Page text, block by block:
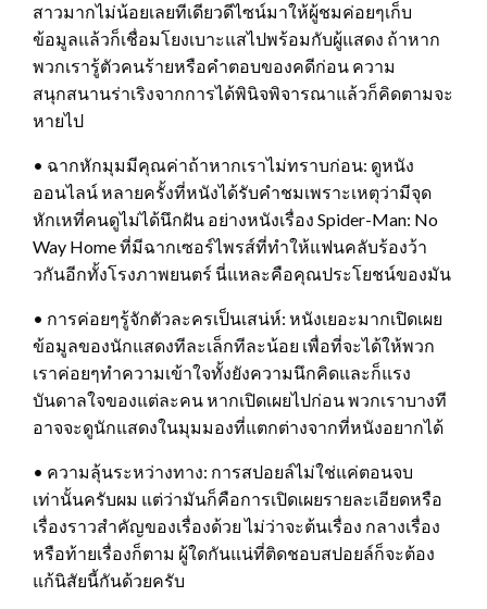
สาวมากไม่น้อยเลยทีเดียวดีไซน์มาให้ผู้ชมค่อยๆเก็บ
ข้อมูลแล้วก็เชื่อมโยงเบาะแสไปพร้อมกับผู้แสดง ถ้าหาก
พวกเรารู้ตัวคนร้ายหรือคำตอบของคดีก่อน ความ
สนุกสนานร่าเริงจากการได้พินิจพิจารณาแล้วก็คิดตามจะ
หายไป
• ฉากหักมุมมีคุณค่าถ้าหากเราไม่ทราบก่อน: ดูหนัง
ออนไลน์ หลายครั้งที่หนังได้รับคำชมเพราะเหตุว่ามีจุด
หักเหที่คนดูไม่ได้นึกฝัน อย่างหนังเรื่อง Spider-Man: No
Way Home ที่มีฉากเซอร์ไพรส์ที่ทำให้แฟนคลับร้องว้า
วกันอีกทั้งโรงภาพยนตร์ นี่แหละคือคุณประโยชน์ของมัน
• การค่อยๆรู้จักตัวละครเป็นเสน่ห์: หนังเยอะมากเปิดเผย
ข้อมูลของนักแสดงทีละเล็กทีละน้อย เพื่อที่จะได้ให้พวก
เราค่อยๆทำความเข้าใจทั้งยังความนึกคิดและก็แรง
บันดาลใจของแต่ละคน หากเปิดเผยไปก่อน พวกเราบางที
อาจจะดูนักแสดงในมุมมองที่แตกต่างจากที่หนังอยากได้
• ความลุ้นระหว่างทาง: การสปอยล์ไม่ใช่แค่ตอนจบ
เท่านั้นครับผม แต่ว่ามันก็คือการเปิดเผยรายละเอียดหรือ
เรื่องราวสำคัญของเรื่องด้วย ไม่ว่าจะต้นเรื่อง กลางเรื่อง
หรือท้ายเรื่องก็ตาม ผู้ใดกันแน่ที่ติดชอบสปอยล์ก็จะต้อง
แก้นิสัยนี้กันด้วยครับ